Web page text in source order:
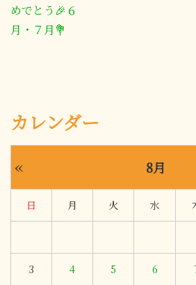
カレンダー
« 8月
日 月 火 水
3 4 5 6
めでとう🎉６
月・７月💐